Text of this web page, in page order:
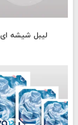
لیبل شیشه ای